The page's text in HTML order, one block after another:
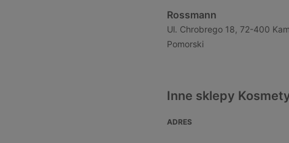
Rossmann
Ul. Chrobrego 18, 72-400
Pomorski
Inne sklepy
ADRES